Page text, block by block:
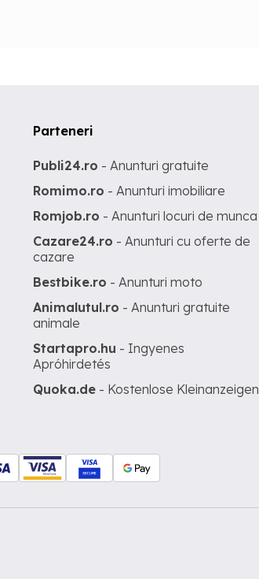
Parteneri
Publi24.ro - Anunturi gratuite
Romimo.ro - Anunturi imobiliare
Romjob.ro - Anunturi locuri de munca
Cazare24.ro - Anunturi cu oferte de
cazare
Bestbike.ro - Anunturi moto
Animalutul.ro - Anunturi gratuite
animale
Startapro.hu - Ingyenes
Apróhirdetés
Quoka.de - Kostenlose Kleinanzeigen